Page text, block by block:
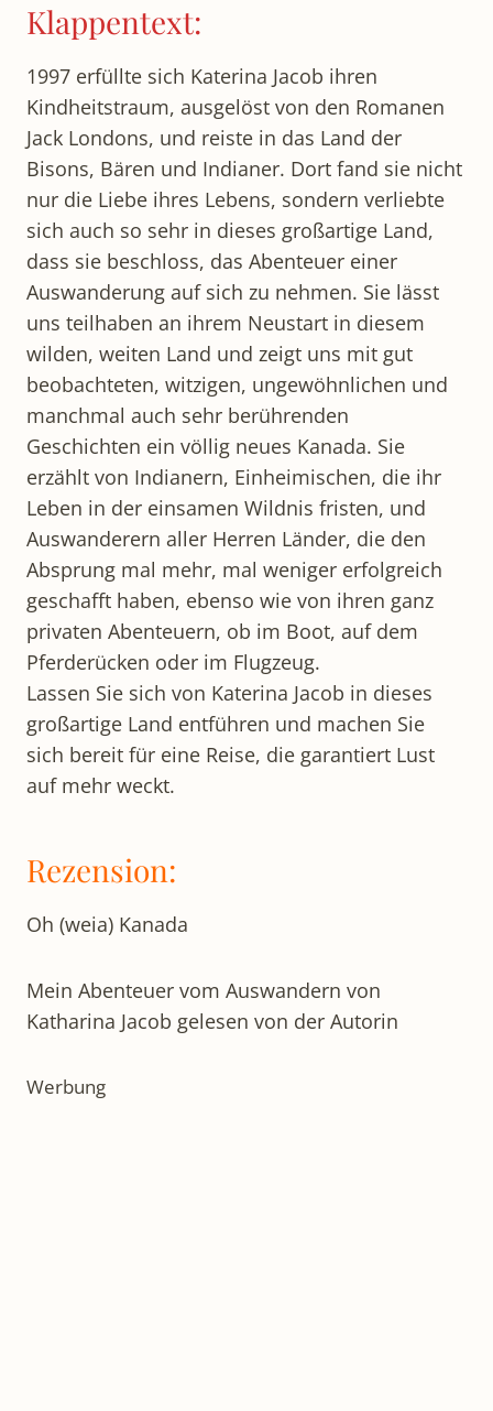
Klappentext:
1997 erfüllte sich Katerina Jacob ihren
Kindheitstraum, ausgelöst von den Romanen
Jack Londons, und reiste in das Land der
Bisons, Bären und Indianer. Dort fand sie nicht
nur die Liebe ihres Lebens, sondern verliebte
sich auch so sehr in dieses großartige Land,
dass sie beschloss, das Abenteuer einer
Auswanderung auf sich zu nehmen. Sie lässt
uns teilhaben an ihrem Neustart in diesem
wilden, weiten Land und zeigt uns mit gut
beobachteten, witzigen, ungewöhnlichen und
manchmal auch sehr berührenden
Geschichten ein völlig neues Kanada. Sie
erzählt von Indianern, Einheimischen, die ihr
Leben in der einsamen Wildnis fristen, und
Auswanderern aller Herren Länder, die den
Absprung mal mehr, mal weniger erfolgreich
geschafft haben, ebenso wie von ihren ganz
privaten Abenteuern, ob im Boot, auf dem
Pferderücken oder im Flugzeug.
Lassen Sie sich von Katerina Jacob in dieses
großartige Land entführen und machen Sie
sich bereit für eine Reise, die garantiert Lust
auf mehr weckt.
Rezension:
Oh (weia) Kanada
Mein Abenteuer vom Auswandern von
Katharina Jacob gelesen von der Autorin
Werbung